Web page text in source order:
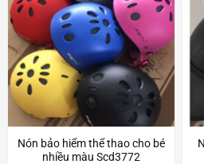
Nón bảo hiểm thể thao cho bé
nhiều màu Scd3772